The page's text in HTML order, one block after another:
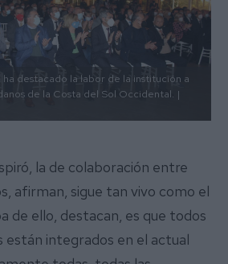
destacado la labor de la institución a
de la Costa del Sol Occidental. |
la de colaboración entre
afirman, sigue tan vivo como el
de ello, destacan, es que todos
están integrados en el actual